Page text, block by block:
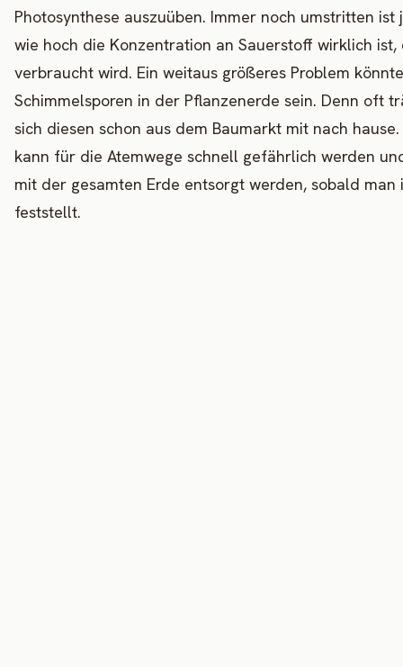
Photosynthese auszuüben. Immer noch umstritten ist
wie hoch die Konzentration an Sauerstoff wirklich ist,
verbraucht wird. Ein weitaus größeres Problem
Schimmelsporen in der Pflanzenerde sein. Denn oft
sich diesen schon aus dem Baumarkt mit nach
kann für die Atemwege schnell gefährlich werden
mit der gesamten Erde entsorgt werden, sobald man
feststellt.